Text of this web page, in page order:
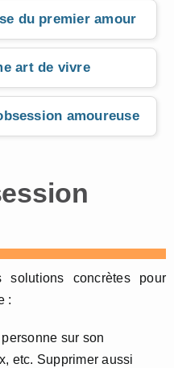
du premier amour
art de vivre
amoureuse
solutions concrètes pour
:
sur son
etc. Supprimer aussi